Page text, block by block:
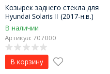
Козырек заднего стекла для
Hyundai Solaris II (2017-н.в.)
В наличии
Артикул: 707000
В корзину